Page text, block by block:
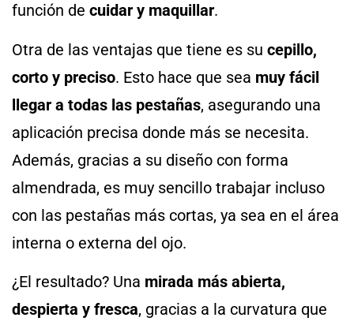
función de cuidar y maquillar.
Otra de las ventajas que tiene es su cepillo,
corto y preciso. Esto hace que sea muy fácil
llegar a todas las pestañas, asegurando una
aplicación precisa donde más se necesita.
Además, gracias a su diseño con forma
almendrada, es muy sencillo trabajar incluso
con las pestañas más cortas, ya sea en el área
interna o externa del ojo.
¿El resultado? Una mirada más abierta,
despierta y fresca, gracias a la curvatura que